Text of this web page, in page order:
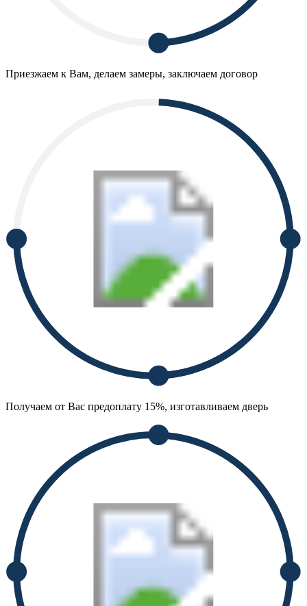
Приезжаем к Вам, делаем замеры, заключаем договор
Получаем от Вас предоплату 15%, изготавливаем дверь